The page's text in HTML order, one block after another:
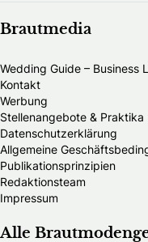
Brautmedia
Wedding Guide – Business
Kontakt
Werbung
Stellenangebote & Praktika
Datenschutzerklärung
Allgemeine
Publikationsprinzipien
Redaktionsteam
Impressum
Alle